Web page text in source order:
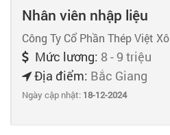
Nhân viên nhập liệu
Công Ty Cổ Phần Thép Việt Xô
Mức lương: 8 - 9 triệu
Địa điểm: Bắc Giang
Ngày cập nhật: 18-12-2024